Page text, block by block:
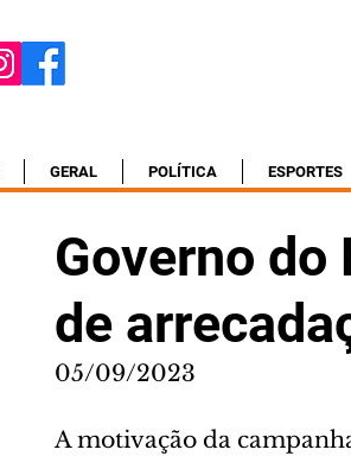
GERAL POLÍTICA ESPORTES
Governo do
de
05/09/2023
A motivação da